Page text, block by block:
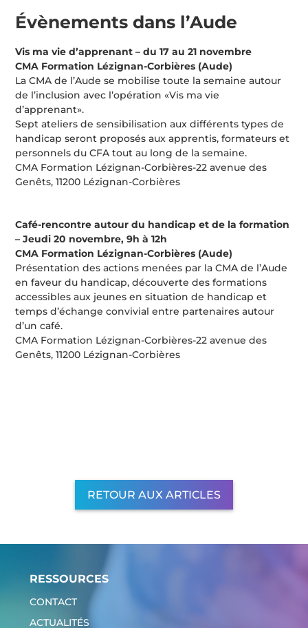
Évènements dans l’Aude
Vis ma vie d’apprenant – du 17 au 21 novembre
CMA Formation Lézignan-Corbières (Aude)
La CMA de l’Aude se mobilise toute la semaine autour
de l’inclusion avec l’opération «Vis ma vie
d’apprenant».
Sept ateliers de sensibilisation aux différents types de
handicap seront proposés aux apprentis, formateurs et
personnels du CFA tout au long de la semaine.
CMA Formation Lézignan-Corbières-22 avenue des
Genêts, 11200 Lézignan-Corbières
Café-rencontre autour du handicap et de la formation
– Jeudi 20 novembre, 9h à 12h
CMA Formation Lézignan-Corbières (Aude)
Présentation des actions menées par la CMA de l’Aude
en faveur du handicap, découverte des formations
accessibles aux jeunes en situation de handicap et
temps d’échange convivial entre partenaires autour
d’un café.
CMA Formation Lézignan-Corbières-22 avenue des
Genêts, 11200 Lézignan-Corbières
RETOUR AUX ARTICLES
RESSOURCES
CONTACT
ACTUALITÉS